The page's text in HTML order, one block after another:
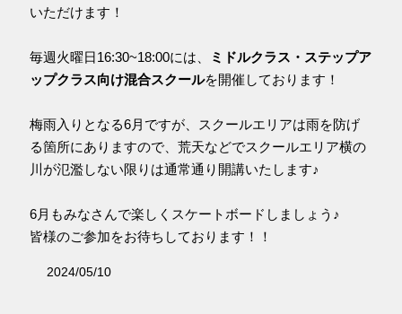
いただけます！
毎週火曜日16:30~18:00には、
ミドルクラス・ステップア
ップクラス向け混合スクールを開催しております！
梅雨入りとなる6月ですが、スクールエリアは雨を防げ
る箇所にありますので、荒天などでスクールエリア横の
川が氾濫しない限りは通常通り開講いたします♪
6月もみなさんで楽しくスケートボードしましょう♪
皆様のご参加をお待ちしております！！
2024/05/10